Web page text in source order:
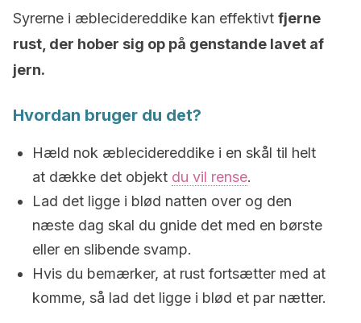
Syrerne i æblecidereddike kan effektivt fjerne
rust, der hober sig op på genstande lavet af
jern.
Hvordan bruger du det?
Hæld nok æblecidereddike i en skål til helt
at dække det objekt du vil rense.
Lad det ligge i blød natten over og den
næste dag skal du gnide det med en børste
eller en slibende svamp.
Hvis du bemærker, at rust fortsætter med at
komme, så lad det ligge i blød et par nætter.